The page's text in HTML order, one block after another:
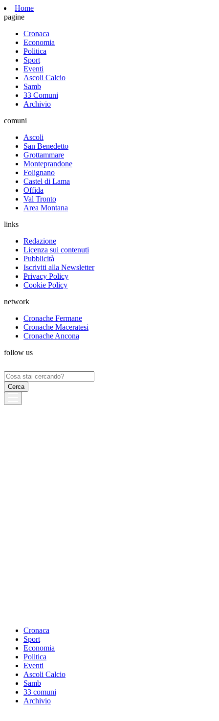
Home
pagine
Cronaca
Economia
Politica
Sport
Eventi
Ascoli Calcio
Samb
33 Comuni
Archivio
comuni
Ascoli
San Benedetto
Grottammare
Monteprandone
Folignano
Castel di Lama
Offida
Val Tronto
Area Montana
links
Redazione
Licenza sui contenuti
Pubblicità
Iscriviti alla Newsletter
Privacy Policy
Cookie Policy
network
Cronache Fermane
Cronache Maceratesi
Cronache Ancona
follow us
Ricerca
per:
Cronaca
Sport
Economia
Politica
Eventi
Ascoli Calcio
Samb
33 comuni
Archivio